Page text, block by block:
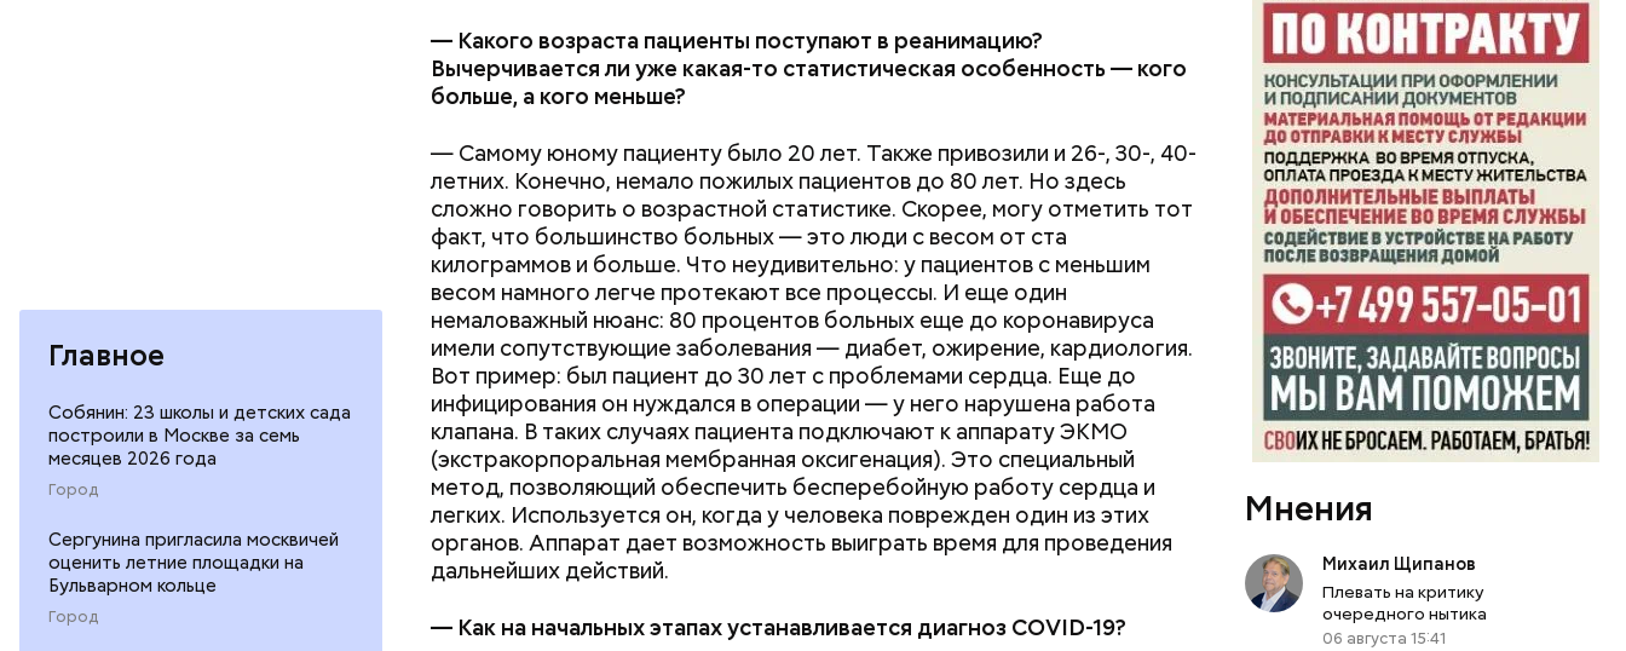
Главное
Собянин: 23 школы и детских сада
построили в Москве за семь
месяцев 2026 года
Город
Сергунина пригласила москвичей
оценить летние площадки на
Бульварном кольце
Город
— Какого возраста пациенты поступают в реанимацию?
Вычерчивается ли уже какая-то статистическая особенность — кого
больше, а кого меньше?
— Самому юному пациенту было 20 лет. Также привозили и 26-, 30-, 40-
летних. Конечно, немало пожилых пациентов до 80 лет. Но здесь
сложно говорить о возрастной статистике. Скорее, могу отметить тот
факт, что большинство больных — это люди с весом от ста
килограммов и больше. Что неудивительно: у пациентов с меньшим
весом намного легче протекают все процессы. И еще один
немаловажный нюанс: 80 процентов больных еще до коронавируса
имели сопутствующие заболевания — диабет, ожирение, кардиология.
Вот пример: был пациент до 30 лет с проблемами сердца. Еще до
инфицирования он нуждался в операции — у него нарушена работа
клапана. В таких случаях пациента подключают к аппарату ЭКМО
(экстракорпоральная мембранная оксигенация). Это специальный
метод, позволяющий обеспечить бесперебойную работу сердца и
легких. Используется он, когда у человека поврежден один из этих
органов. Аппарат дает возможность выиграть время для проведения
дальнейших действий.
— Как на начальных этапах устанавливается диагноз COVID-19?
За свою земную жизнь он совершил множество добрых дел во славу
Божию.
Мнения
Михаил Щипанов
Плевать на критику
очередного нытика
06 августа 15:41